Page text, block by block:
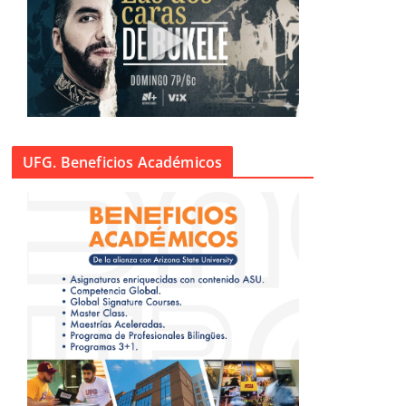
UFG. Beneficios Académicos